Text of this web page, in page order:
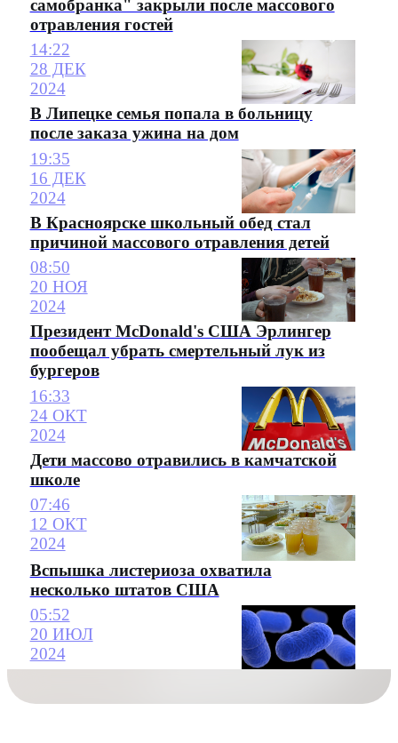
самобранка" закрыли после массового
отравления гостей
14:22
28 ДЕК
2024
В Липецке семья попала в больницу
после заказа ужина на дом
19:35
16 ДЕК
2024
В Красноярске школьный обед стал
причиной массового отравления детей
08:50
20 НОЯ
2024
Президент McDonald's США Эрлингер
пообещал убрать смертельный лук из
бургеров
16:33
24 ОКТ
2024
Дети массово отравились в камчатской
школе
07:46
12 ОКТ
2024
Вспышка листериоза охватила
несколько штатов США
05:52
20 ИЮЛ
2024